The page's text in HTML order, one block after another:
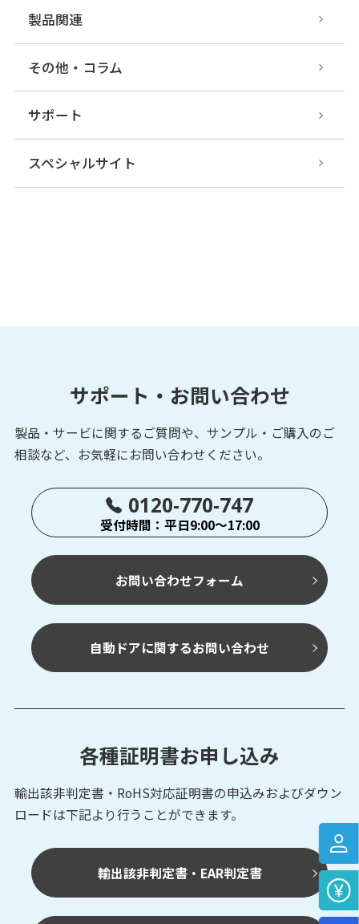
製品関連
その他・コラム
サポート
スペシャルサイト
サポート・お問い合わせ
製品・サービに関するご質問や、サンプル・ご購入の ご
相談など、お気軽にお問い合わせください。
0120-770-747
受付時間：平日9:00～17:00
お問い合わせフォーム
自動ドアに関するお問い合わせ
各種証明書お申し込み
輸出該非判定書・RoHS対応証明書の申込みおよびダウン
ロードは下記より行うことができます。
輸出該非判定書・EAR判定書